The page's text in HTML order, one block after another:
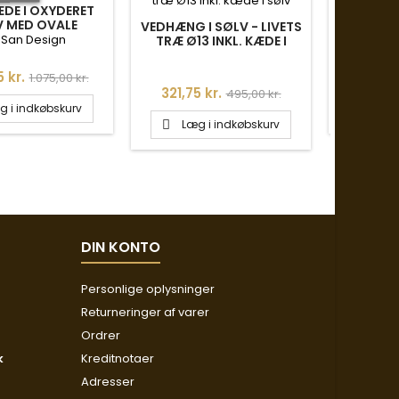
I OXYDERET
MED OVALE
LED - 45 CM
Design
kr. Normalpris
1.075,00 kr.
i indkøbskurv
VEDHÆNG I SØLV - LIVETS
TRÆ Ø13 INKL. KÆDE I
Pris
321,75 kr. Normalpris
495,00 kr.
 Læg i indkøbskurv
DIN KONTO
Personlige oplysninger
Returneringer af varer
Ordrer
Kreditnotaer
Adresser